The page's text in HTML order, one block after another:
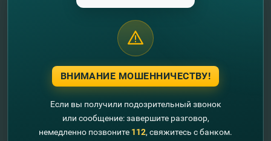
Полезная информация
ВНИМАНИЕ МОШЕННИЧЕСТВУ!
Если вы получили подозрительный звонок
или сообщение: завершите разговор,
немедленно позвоните 112, свяжитесь с банком.